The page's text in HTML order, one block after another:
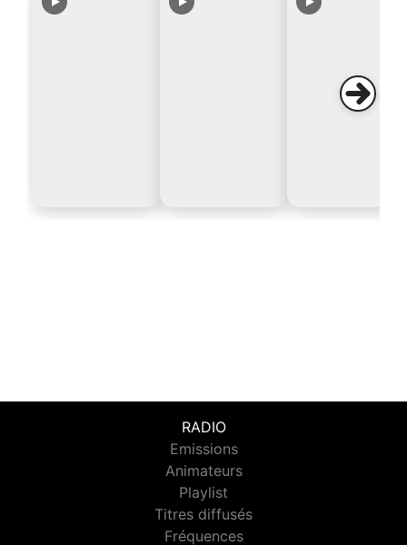
RADIO
Emissions
Animateurs
Playlist
Titres diffusés
Fréquences